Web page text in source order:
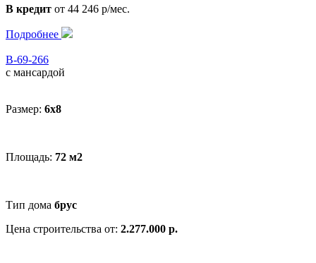
В кредит от 44 246 р/мес.
Подробнее
В-69-266
с мансардой
Размер: 6x8
Площадь: 72 м2
Тип дома брус
Цена строительства от: 2.277.000 р.